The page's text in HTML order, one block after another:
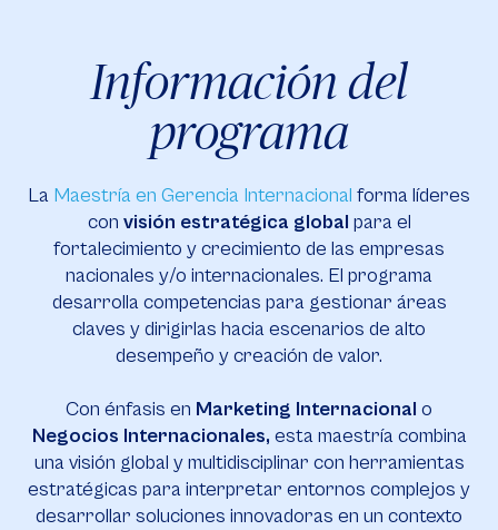
Información del
programa
La Maestría en Gerencia Internacional forma líderes
con visión estratégica global para el
fortalecimiento y crecimiento de las empresas
nacionales y/o internacionales. El programa
desarrolla competencias para gestionar áreas
claves y dirigirlas hacia escenarios de alto
desempeño y creación de valor.
Con énfasis en Marketing Internacional o
Negocios Internacionales, esta maestría combina
una visión global y multidisciplinar con herramientas
estratégicas para interpretar entornos complejos y
desarrollar soluciones innovadoras en un contexto